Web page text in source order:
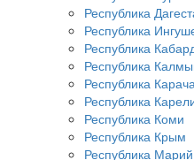
Республика
Республика
Республика
Республика
Республика
Республика
Республика Коми
Республика Крым
Республика